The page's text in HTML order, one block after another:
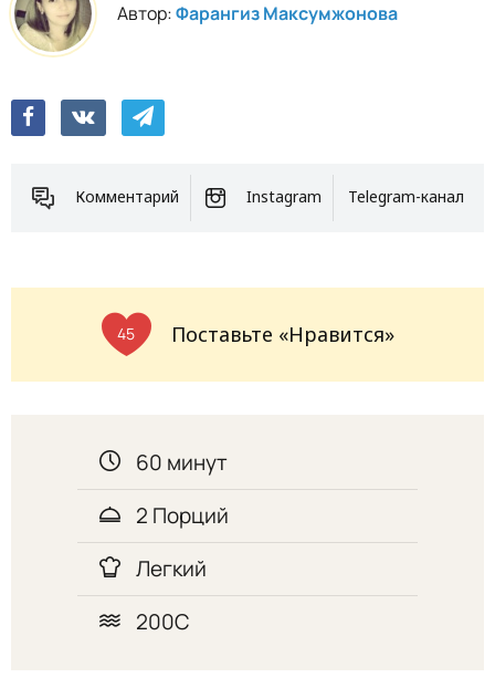
Автор:Фарангиз Максумжонова
Комментарий Instagram Telegram-канал
45 Поставьте «Нравится»
60 минут
2 Порций
Легкий
200С